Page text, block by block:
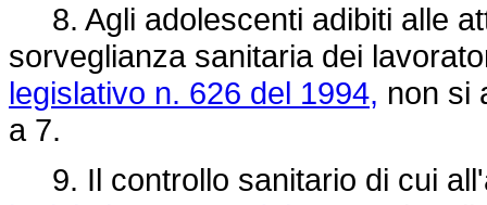
8. Agli adolescenti adibiti alle
sorveglianza sanitaria dei
legislativo n. 626 del 1994, non si
a 7.
9. Il controllo sanitario di cui